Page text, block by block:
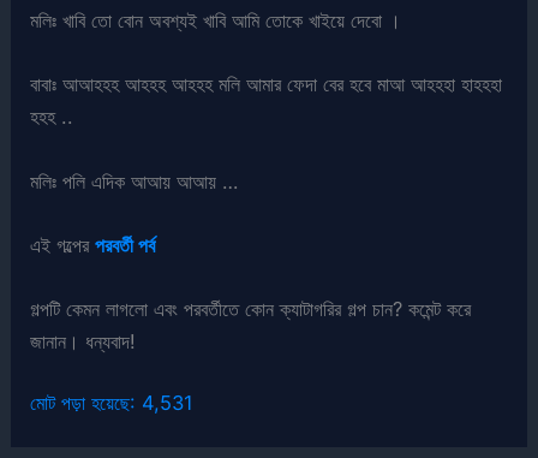
মলিঃ খাবি তো বোন অবশ্যই খাবি আমি তোকে খাইয়ে দেবো ।
বাবাঃ আআহহহ আহহহ আহহহ মলি আমার ফেদা বের হবে মাআ আহহহা হাহহহা
হহহ ..
মলিঃ পলি এদিক আআয় আআয় …
এই গল্পেরপরবর্তী পর্ব
গল্পটি কেমন লাগলো এবং পরবর্তীতে কোন ক্যাটাগরির গল্প চান? কমেন্ট করে
জানান। ধন্যবাদ!
মোট পড়া হয়েছে: 4,531